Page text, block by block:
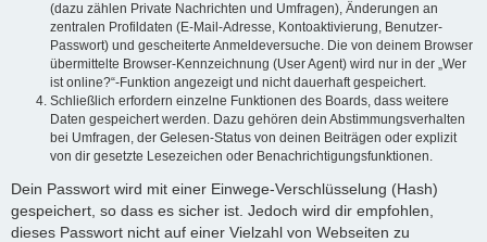
(dazu zählen Private Nachrichten und Umfragen), Änderungen an
zentralen Profildaten (E-Mail-Adresse, Kontoaktivierung, Benutzer-
Passwort) und gescheiterte Anmeldeversuche. Die von deinem Browser
übermittelte Browser-Kennzeichnung (User Agent) wird nur in der „Wer
ist online?“-Funktion angezeigt und nicht dauerhaft gespeichert.
Schließlich erfordern einzelne Funktionen des Boards, dass weitere
Daten gespeichert werden. Dazu gehören dein Abstimmungsverhalten
bei Umfragen, der Gelesen-Status von deinen Beiträgen oder explizit
von dir gesetzte Lesezeichen oder Benachrichtigungsfunktionen.
Dein Passwort wird mit einer Einwege-Verschlüsselung (Hash)
gespeichert, so dass es sicher ist. Jedoch wird dir empfohlen,
dieses Passwort nicht auf einer Vielzahl von Webseiten zu